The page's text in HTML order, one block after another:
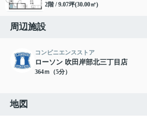
2階 / 9.07坪(30.00㎡)
周辺施設
コンビニエンスストア
ローソン 吹田岸部北三丁目店
364ｍ（5分）
地図